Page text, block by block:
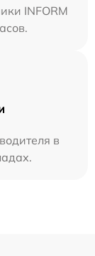
INFORM
в